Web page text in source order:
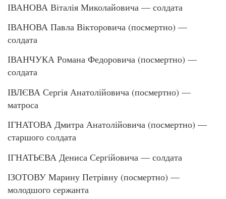
ІВАНОВА Віталія Миколайовича — солдата
ІВАНОВА Павла Вікторовича (посмертно) —
солдата
ІВАНЧУКА Романа Федоровича (посмертно) —
солдата
ІВЛЄВА Сергія Анатолійовича (посмертно) —
матроса
ІГНАТОВА Дмитра Анатолійовича (посмертно) —
старшого солдата
ІГНАТЬЄВА Дениса Сергійовича — солдата
ІЗОТОВУ Марину Петрівну (посмертно) —
молодшого сержанта